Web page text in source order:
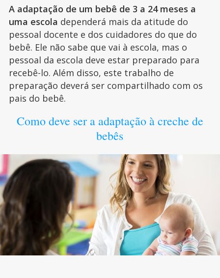
A adaptação de um bebê de 3 a 24 meses a
uma escola dependerá mais da atitude do
pessoal docente e dos cuidadores do que do
bebê. Ele não sabe que vai à escola, mas o
pessoal da escola deve estar preparado para
recebê-lo. Além disso, este trabalho de
preparação deverá ser compartilhado com os
pais do bebê.
Como deve ser a adaptação à creche de
bebês